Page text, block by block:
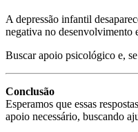
A depressão infantil
negativa no desenvolvimento
Buscar apoio psicológico e,
Conclusão
Esperamos que essas
apoio necessário, buscando